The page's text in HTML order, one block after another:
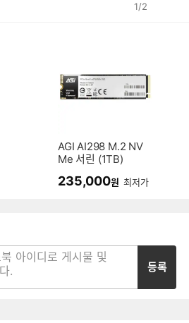
1/2
AGI AI298 M.2 NV
Me 서린 (1TB)
235,000원 최저가
등록